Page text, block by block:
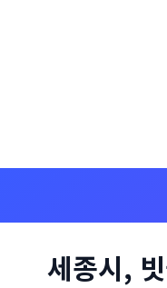
세종시,